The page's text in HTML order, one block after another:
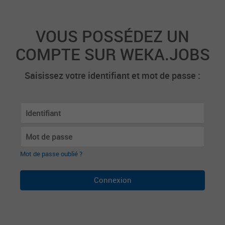
VOUS POSSÉDEZ UN
COMPTE SUR WEKA.JOBS
Saisissez votre identifiant et mot de passe :
Mot de passe oublié ?
Connexion